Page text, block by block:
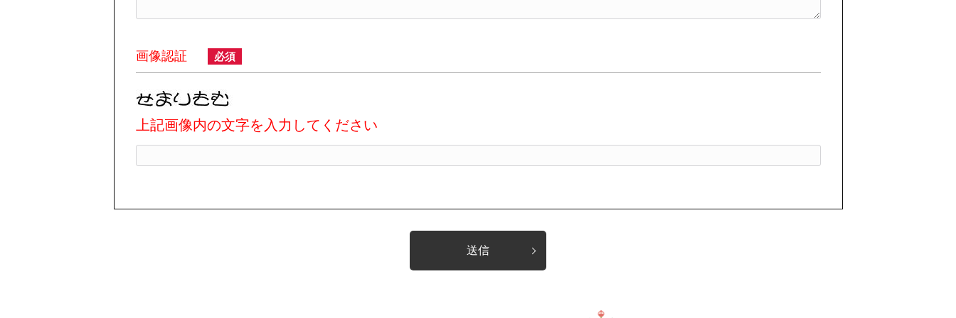
画像認証 必須
上記画像内の文字を入力してください